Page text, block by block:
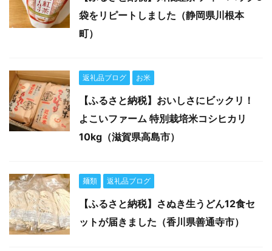
袋をリピートしました（静岡県川根本
町）
返礼品ブログ お米
【ふるさと納税】おいしさにビックリ！
よこいファーム 特別栽培米コシヒカリ
10kg（滋賀県高島市）
麺類 返礼品ブログ
【ふるさと納税】さぬき生うどん12食セ
ットが届きました（香川県善通寺市）